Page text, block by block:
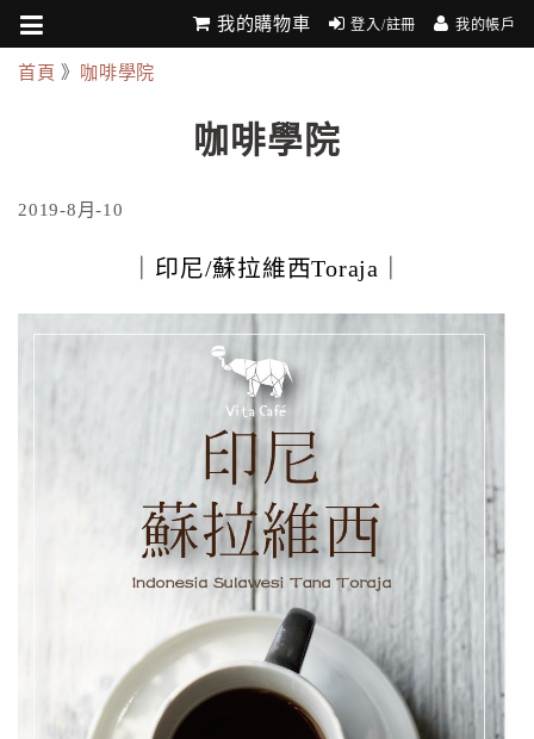
我的購物車 登入/註冊 我的帳戶
首頁 》 咖啡學院
咖啡學院
2019-8月-10
｜印尼/蘇拉維西Toraja｜